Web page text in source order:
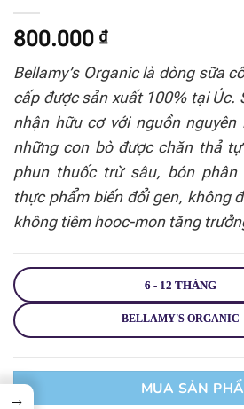
800.000 ₫
Bellamy’s Organic là dòng sữa
cấp được sản xuất 100% tại Úc.
nhận hữu cơ với nguồn
những con bò được chăn thả
phun thuốc trừ sâu, bón
thực phẩm biến đổi gen, không
không tiêm hooc-mon tăng
6 - 12 THÁNG
BELLAMY'S ORGANIC
MUA SẢN
→